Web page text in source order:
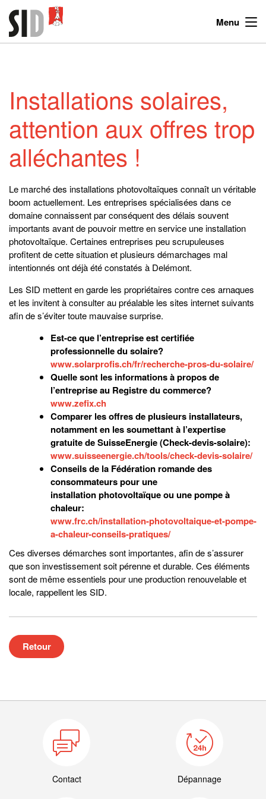
Menu
Installations solaires,
attention aux offres trop
alléchantes !
Le marché des installations photovoltaïques connaît un véritable
boom actuellement. Les entreprises spécialisées dans ce
domaine connaissent par conséquent des délais souvent
importants avant de pouvoir mettre en service une installation
photovoltaïque. Certaines entreprises peu scrupuleuses
profitent de cette situation et plusieurs démarchages mal
intentionnés ont déjà été constatés à Delémont.
Les SID mettent en garde les propriétaires contre ces arnaques
et les invitent à consulter au préalable les sites internet suivants
afin de s’éviter toute mauvaise surprise.
Est-ce que l’entreprise est certifiée
professionnelle du solaire?
www.solarprofis.ch/fr/recherche-pros-du-solaire/
Quelle sont les informations à propos de
l’entreprise au Registre du commerce?
www.zefix.ch
Comparer les offres de plusieurs installateurs,
notamment en les soumettant à l’expertise
gratuite de SuisseEnergie (Check-devis-solaire):
www.suisseenergie.ch/tools/check-devis-solaire/
Conseils de la Fédération romande des
consommateurs pour une
installation photovoltaïque ou une pompe à
chaleur:
www.frc.ch/installation-photovoltaique-et-pompe-
a-chaleur-conseils-pratiques/
Ces diverses démarches sont importantes, afin de s’assurer
que son investissement soit pérenne et durable. Ces éléments
sont de même essentiels pour une production renouvelable et
locale, rappellent les SID.
Retour
Contact Dépannage